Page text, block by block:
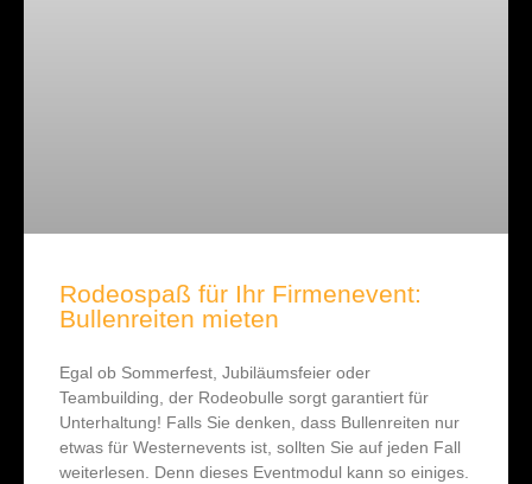
Rodeospaß für Ihr Firmenevent:
Bullenreiten mieten
Egal ob Sommerfest, Jubiläumsfeier oder
Teambuilding, der Rodeobulle sorgt garantiert für
Unterhaltung! Falls Sie denken, dass Bullenreiten nur
etwas für Westernevents ist, sollten Sie auf jeden Fall
weiterlesen. Denn dieses Eventmodul kann so einiges.